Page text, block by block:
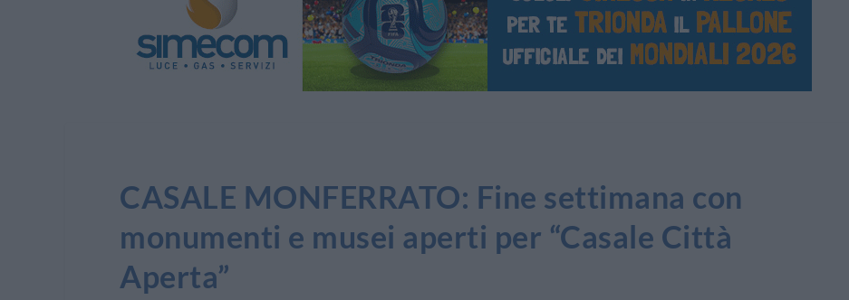
CASALE MONFERRATO: Fine settimana con
monumenti e musei aperti per “Casale Città
Aperta”